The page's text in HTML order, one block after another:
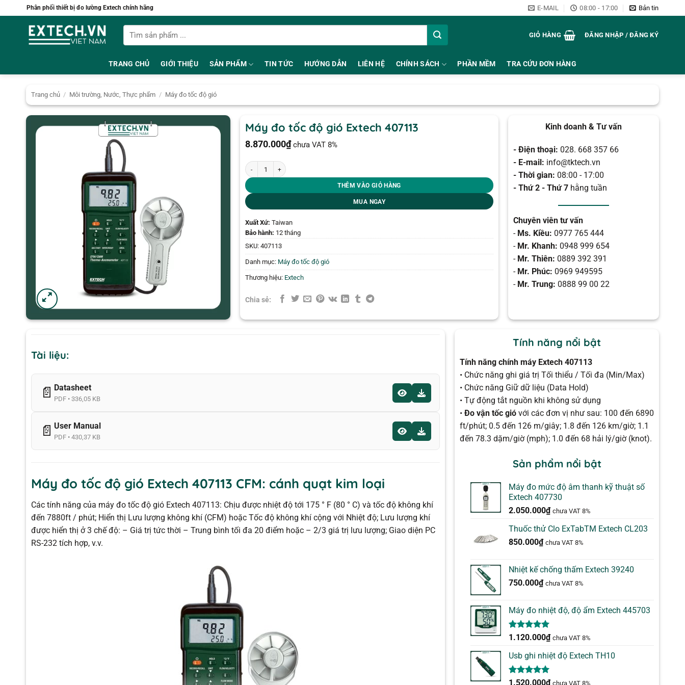
qua
Phân phối thiết bị đo lường Extech chính hãng E-MAIL 08:00 - 17:00 Bản tin
Tìm
kiếm:
GIỎ HÀNG ĐĂNG NHẬP / ĐĂNG KÝ
TRANG CHỦ GIỚI THIỆU SẢN PHẨM TIN TỨC HƯỚNG DẪN LIÊN HỆ CHÍNH SÁCH PHẦN MỀM TRA CỨU ĐƠN HÀNG
Trang chủ / Môi trường, Nước, Thực phẩm / Máy đo tốc độ gió
Máy đo tốc độ gió Extech 407113
8.870.000₫ chưa VAT 8%
Máy đo tốc độ gió Extech 407113 số lượng
THÊM VÀO GIỎ HÀNG
MUA NGAY
Xuất Xứ: Taiwan
Bảo hành: 12 tháng
SKU:407113
Danh mục: Máy đo tốc độ gió
Thương hiệu: Extech
Chia sẻ:
Kinh doanh & Tư vấn
- Điện thoại: 028. 668 357 66
- E-mail: info@tktech.vn
- Thời gian: 08:00 - 17:00
- Thứ 2 - Thứ 7 hằng tuần
Chuyên viên tư vấn
- Ms. Kiều: 0977 765 444
- Mr. Khanh: 0948 999 654
- Mr. Thiên: 0889 392 391
- Mr. Phúc: 0969 949595
- Mr. Trung: 0888 99 00 22
Tài liệu:
📄 Datasheet
PDF • 336,05 KB
📄 User Manual
PDF • 430,37 KB
Máy đo tốc độ gió Extech 407113 CFM: cánh quạt kim loại
Các tính năng của máy đo tốc độ gió Extech 407113: Chịu được nhiệt độ tới 175 ° F (80 ° C) và tốc độ không khí
đến 7880ft / phút; Hiển thị Lưu lượng không khí (CFM) hoặc Tốc độ không khí cộng với Nhiệt độ; Lưu lượng khí
được hiển thị ở 3 chế độ: – Giá trị tức thời – Trung bình tối đa 20 điểm hoặc – 2/3 giá trị lưu lượng; Giao diện PC
RS-232 tích hợp, v.v.
Tính năng nổi bật
Tính năng chính máy Extech 407113
• Chức năng ghi giá trị Tối thiểu / Tối đa (Min/Max)
• Chức năng Giữ dữ liệu (Data Hold)
• Tự động tắt nguồn khi không sử dụng
•Đo vận tốc gió với các đơn vị như sau: 100 đến 6890
ft/phút; 0.5 đến 126 m/giây; 1.8 đến 126 km/giờ; 1.1
đến 78.3 dặm/giờ (mph); 1.0 đến 68 hải lý/giờ (knot).
Sản phẩm nổi bật
Máy đo mức độ âm thanh kỹ thuật số
Extech 407730
2.050.000₫ chưa VAT 8%
Thuốc thử Clo ExTabTM Extech CL203
850.000₫ chưa VAT 8%
Nhiệt kế chống thấm Extech 39240
750.000₫ chưa VAT 8%
Máy đo nhiệt độ, độ ẩm Extech 445703
5.00trên 5
1
đánh giá
1.120.000₫ chưa VAT 8%
Usb ghi nhiệt độ Extech TH10
5.00trên 5
1
1.520.000₫ chưa VAT 8%